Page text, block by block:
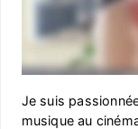
Je suis
musique au